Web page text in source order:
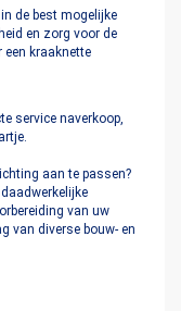
de best mogelijke
en zorg voor de
kraaknette
service naverkoop,
aan te passen?
van uw
van diverse bouw- en